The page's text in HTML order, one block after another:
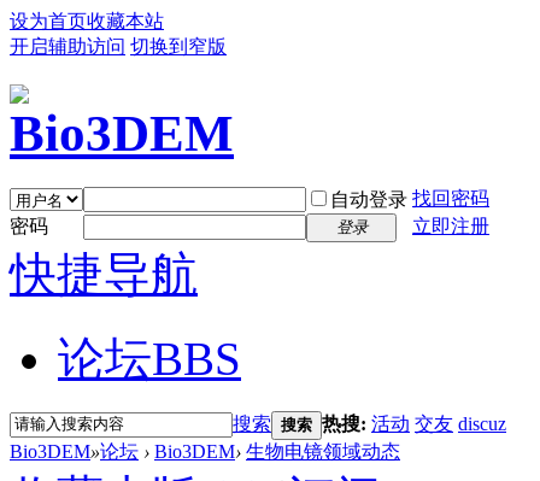
设为首页收藏本站
开启辅助访问 切换到窄版
自动登录 找回密码
密码
登录 立即注册
快捷导航
论坛BBS
搜索 搜索 热搜: 活动 交友 discuz
Bio3DEM»论坛 › Bio3DEM› 生物电镜领域动态